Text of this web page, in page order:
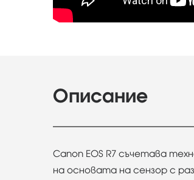
Описание
Canon EOS R7 съчетава
на основата на сензор с